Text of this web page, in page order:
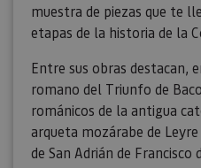
muestra de piezas que te
etapas de la historia de la
Entre sus obras destacan,
romano del Triunfo de
románicos de la antigua
arqueta mozárabe de
de San Adrián de Francisco